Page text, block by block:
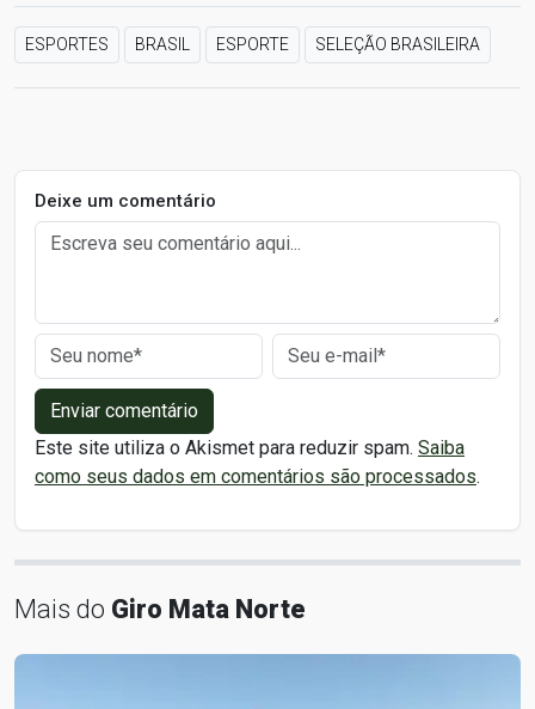
ESPORTES BRASIL ESPORTE SELEÇÃO BRASILEIRA
Deixe um comentário
Enviar comentário
Este site utiliza o Akismet para reduzir spam. Saiba
como seus dados em comentários são processados.
Mais do Giro Mata Norte